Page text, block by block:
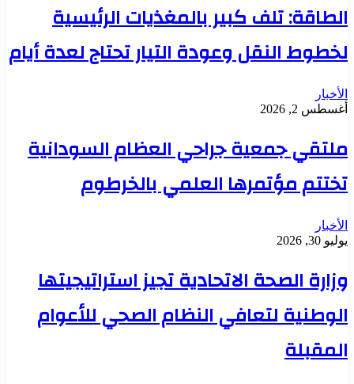
الطاقة: تلف كبير بالمغذيات الرئيسية
لخطوط النقل وعودة التيار تحتاج لعدة أيام
الأخبار
أغسطس 2, 2026
ملتقي جمعية جراحي العظام السودانية
تختتم مؤتمرها العلمي بالخرطوم
الأخبار
يوليو 30, 2026
وزارة الصحة الاتحادية تجيز استراتيجيتها
الوطنية لتعافي النظام الصحي للأعوام
المقبلة